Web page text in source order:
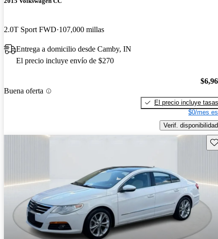
2.0T Sport FWD 107,000 millas
Entrega a domicilio desde Camby, IN
El precio incluye envío de $270
Buena oferta
El precio incluye tasas
$0/mes
Verif. disponibilidad